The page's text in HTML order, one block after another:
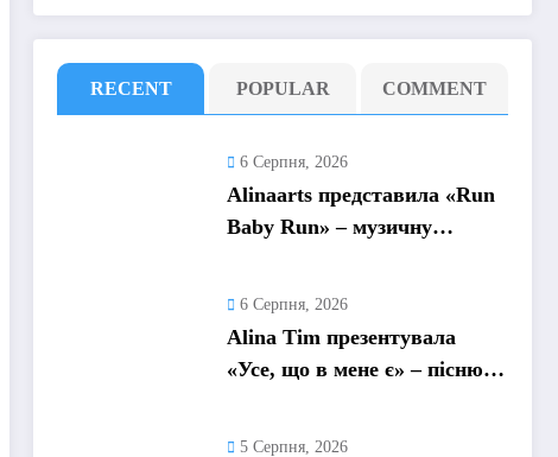
RECENT POPULAR COMMENT
6 Серпня, 2026
Alinaarts представила «Run
Baby Run» – музичну
6 Серпня, 2026
Alina Tim презентувала
«Усе, що в мене є» – пісню
5 Серпня, 2026